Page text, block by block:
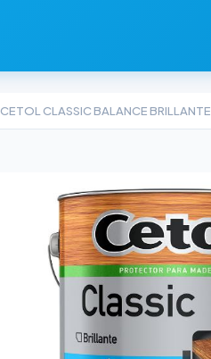
CETOL CLASSIC BALANCE BRILLANTE